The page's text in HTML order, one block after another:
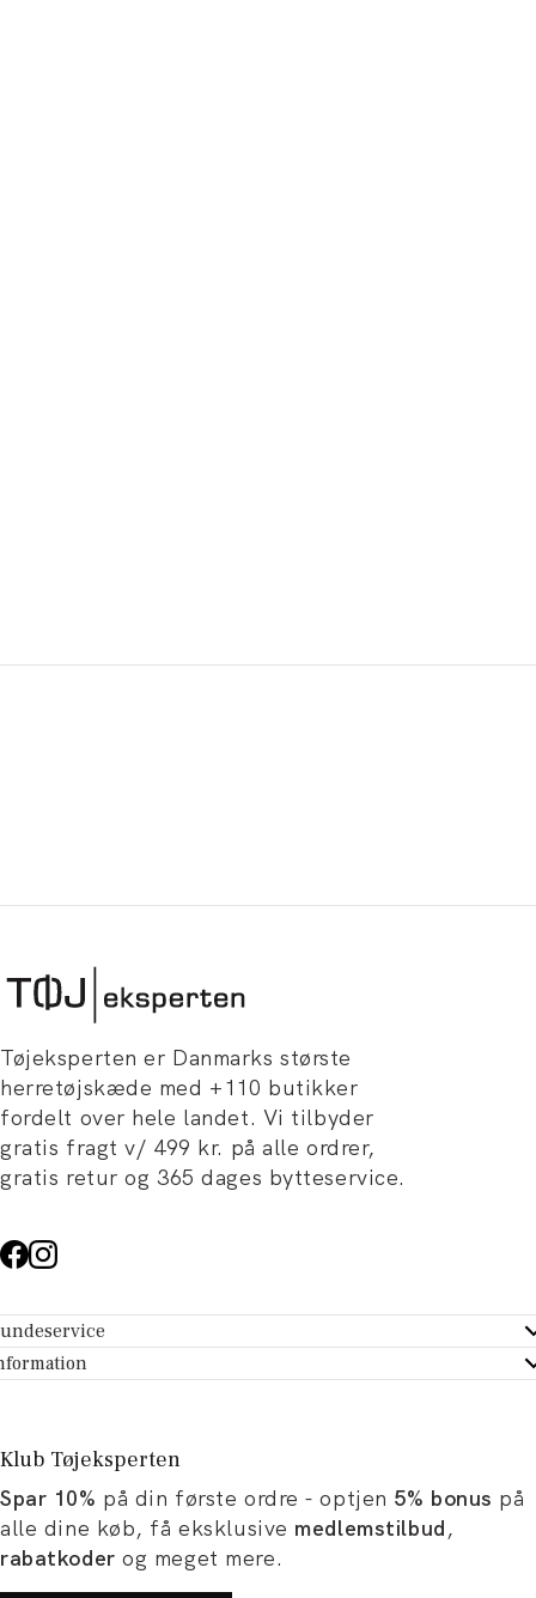
Tøjeksperten er Danmarks største
herretøjskæde med +110 butikker
fordelt over hele landet. Vi tilbyder
gratis fragt v/ 499 kr. på alle ordrer,
gratis retur og 365 dages bytteservice.
- Hjælpecenter
dit køb
Tøjeksperten
og artikler
og karriere
Klub Tøjeksperten
Spar 10% på din første ordre - optjen 5% bonus på
alle dine køb, få eksklusive medlemstilbud,
rabatkoder og meget mere.